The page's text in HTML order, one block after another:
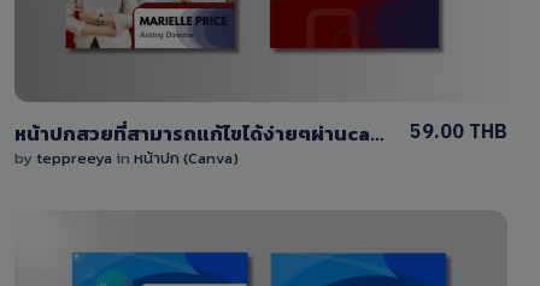
หน้าปกสวยที่สามารถแก้ไขได้ง่ายๆผ่านcanva
by teppreeya in หน้าปก (Canva)
59.00 THB